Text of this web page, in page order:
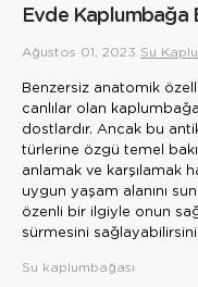
Evde Kaplumbağa
Ağustos 01, 2023 Su
Benzersiz anatomik
canlılar olan
dostlardır. Ancak bu
türlerine özgü temel
anlamak ve karşılamak
uygun yaşam alanını
özenli bir ilgiyle onun
sürmesini
Su kaplumbağası